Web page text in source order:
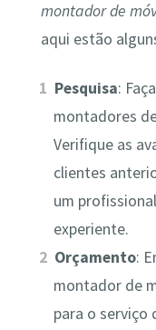
montador de
aqui estão
Pesquisa:
montadores
Verifique as
clientes
um
experiente.
Orçamento:
montador de
para o serviço